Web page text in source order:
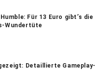
Für 13 Euro gibt’s die
Wundertüte
Detaillierte Gameplay-